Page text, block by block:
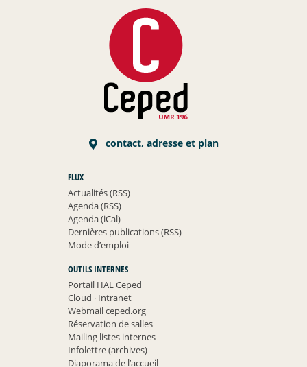
contact, adresse et plan
FLUX
Actualités (RSS)
Agenda (RSS)
Agenda (iCal)
Dernières publications (RSS)
Mode d’emploi
OUTILS INTERNES
Portail HAL Ceped
Cloud ·Intranet
Webmail ceped.org
Réservation de salles
Mailing listes internes
Infolettre (archives)
Diaporama de l’accueil